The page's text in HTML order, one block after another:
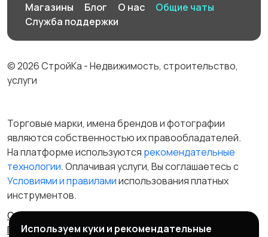
Магазины Блог О нас
Общие чаты
Служба поддержки
© 2026 СтройКа - Недвижимость, строительство,
услуги
Торговые марки, имена брендов и фотографии
являются собственностью их правообладателей.
На платформе используются рекомендательные
технологии. Оплачивая услуги, Вы соглашаетесь c
Условиями и правиламииспользования платных
инструментов.
Отказ от ответственности
Правила сервиса
Политика конфиденциальности
Пользовательское
Используем куки и рекомендательные